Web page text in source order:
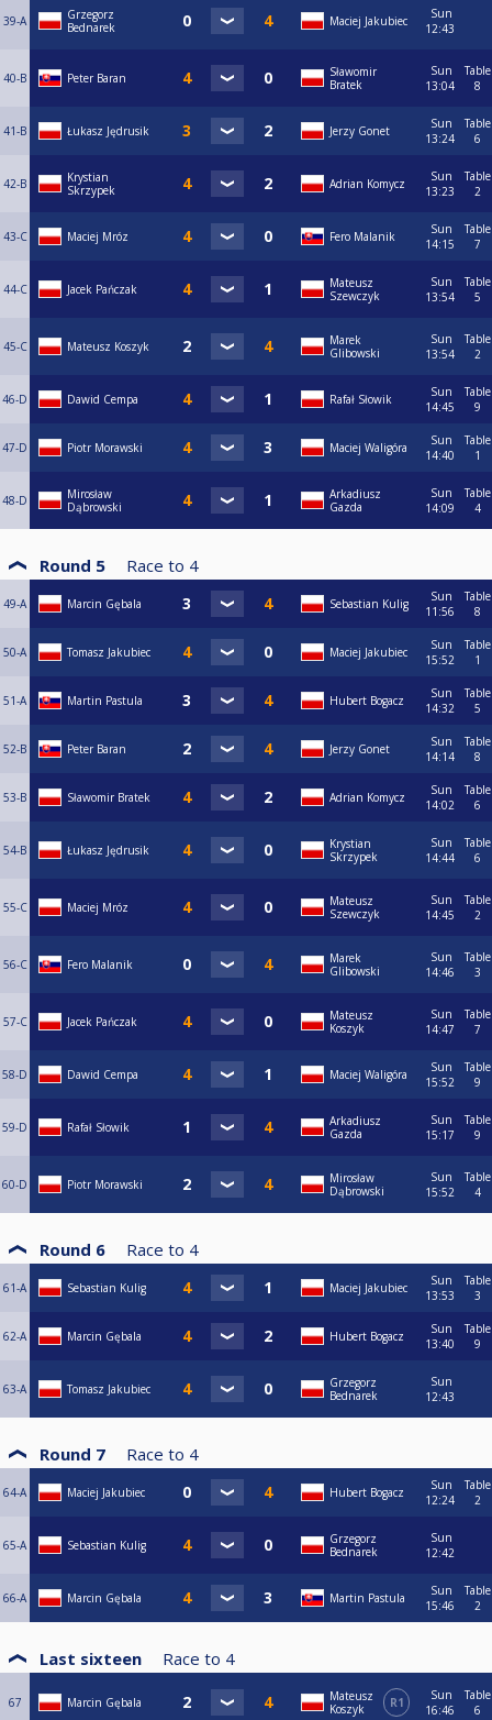
39-A
Grzegorz
Bednarek
Maciej Jakubiec
Sun
12:43
40-B Peter Baran
Sławomir
Bratek
Sun
13:04
Table
8
41-B Łukasz Jędrusik Jerzy Gonet
Sun
13:24
Table
6
42-B
Krystian
Skrzypek
Adrian Komycz
Sun
13:23
Table
2
43-C Maciej Mróz Fero Malanik
Sun
14:15
Table
7
44-C Jacek Pańczak
Mateusz
Szewczyk
Sun
13:54
Table
5
45-C Mateusz Koszyk
Marek
Glibowski
Sun
13:54
Table
2
46-D Dawid Cempa Rafał Słowik
Sun
14:45
Table
9
47-D Piotr Morawski Maciej Waligóra
Sun
14:40
Table
1
48-D
Mirosław
Dąbrowski
Arkadiusz
Gazda
Sun
14:09
Table
4
Round 5 Race to 4
49-A Marcin Gębala Sebastian Kulig
Sun
11:56
Table
8
50-A Tomasz Jakubiec Maciej Jakubiec
Sun
15:52
Table
1
51-A Martin Pastula Hubert Bogacz
Sun
14:32
Table
5
52-B Peter Baran Jerzy Gonet
Sun
14:14
Table
8
53-B Sławomir Bratek Adrian Komycz
Sun
14:02
Table
6
54-B Łukasz Jędrusik
Krystian
Skrzypek
Sun
14:44
Table
6
55-C Maciej Mróz
Mateusz
Szewczyk
Sun
14:45
Table
2
56-C Fero Malanik
Marek
Glibowski
Sun
14:46
Table
3
57-C Jacek Pańczak
Mateusz
Koszyk
Sun
14:47
Table
7
58-D Dawid Cempa Maciej Waligóra
Sun
15:52
Table
9
59-D Rafał Słowik
Arkadiusz
Gazda
Sun
15:17
Table
9
60-D Piotr Morawski
Mirosław
Dąbrowski
Sun
15:52
Table
4
Round 6 Race to 4
61-A Sebastian Kulig Maciej Jakubiec
Sun
13:53
Table
3
62-A Marcin Gębala Hubert Bogacz
Sun
13:40
Table
9
63-A Tomasz Jakubiec
Grzegorz
Bednarek
Sun
12:43
Round 7 Race to 4
64-A Maciej Jakubiec Hubert Bogacz
Sun
12:24
Table
2
65-A Sebastian Kulig
Grzegorz
Bednarek
Sun
12:42
66-A Marcin Gębala Martin Pastula
Sun
15:46
Table
2
Last sixteen Race to 4
67 Marcin Gębala
Mateusz
Koszyk
R1
Sun
16:46
Table
6